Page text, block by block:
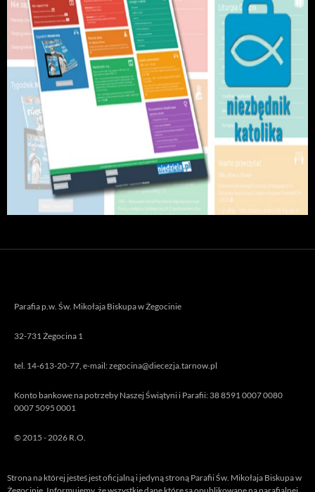
Parafia p.w. Św. Mikołaja Biskupa w Żegocinie
32-731 Żegocina 1
tel. 14-613-20-77, e-mail: zegocina@diecezja.tarnow.pl
Konto bankowe na potrzeby Naszej Świątyni i Parafii: 38 8591 0007 0080
0007 5095 0001
© 2015 - 2026 R.O.
Strona na której jesteś jest oficjalną i jedyną stroną Parafii Św. Mikołaja Biskupa w